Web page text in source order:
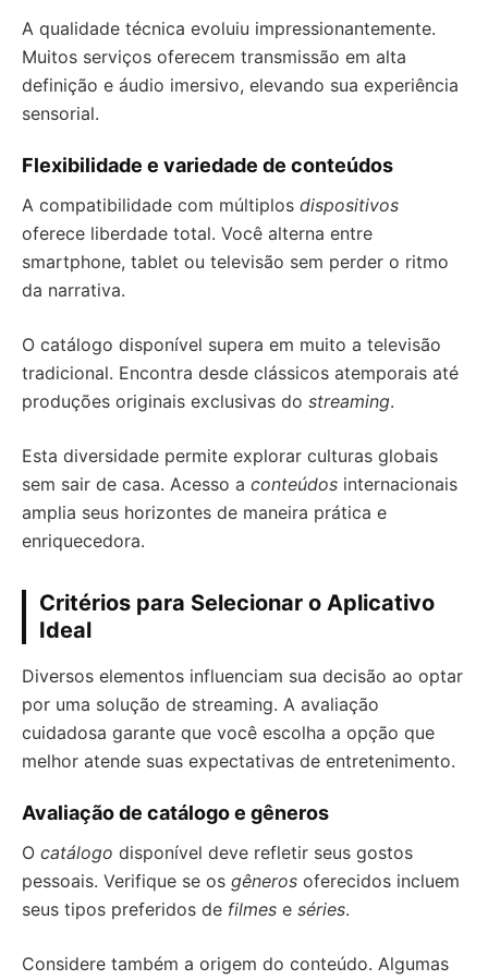
A qualidade técnica evoluiu impressionantemente.
Muitos serviços oferecem transmissão em alta
definição e áudio imersivo, elevando sua experiência
sensorial.
Flexibilidade e variedade de conteúdos
A compatibilidade com múltiplos dispositivos
oferece liberdade total. Você alterna entre
smartphone, tablet ou televisão sem perder o ritmo
da narrativa.
O catálogo disponível supera em muito a televisão
tradicional. Encontra desde clássicos atemporais até
produções originais exclusivas do streaming.
Esta diversidade permite explorar culturas globais
sem sair de casa. Acesso a conteúdos internacionais
amplia seus horizontes de maneira prática e
enriquecedora.
Critérios para Selecionar o Aplicativo
Ideal
Diversos elementos influenciam sua decisão ao optar
por uma solução de streaming. A avaliação
cuidadosa garante que você escolha a opção que
melhor atende suas expectativas de entretenimento.
Avaliação de catálogo e gêneros
O catálogo disponível deve refletir seus gostos
pessoais. Verifique se os gêneros oferecidos incluem
seus tipos preferidos de filmes e séries.
Considere também a origem do conteúdo. Algumas